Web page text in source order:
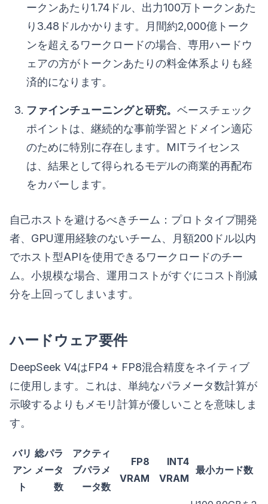
ークンあたり1.74ドル、出力100万トークンあた
り3.48ドルかかります。月間約2,000億トーク
ンを超えるワークロードの場合、専用ハードウ
ェアの方がトークンあたりの料金体系よりも経
済的になります。
ファインチューニングと研究。 ベースチェック
ポイントは、継続的な事前学習とドメイン適応
のために特別に存在します。MITライセンス
は、結果として得られるモデルの商業的再配布
をカバーします。
自己ホストを避けるべきチーム：プロトタイプ開発
者、GPU運用経験のないチーム、月額200ドル以内
でホスト型APIを使用できるワークロードのチー
ム。小規模な場合、運用コストがすぐにコスト削減
分を上回ってしまいます。
ハードウェア要件
DeepSeek V4はFP4 + FP8混合精度をネイティブ
に使用します。これは、単純なパラメータ数計算が
示唆するよりもメモリ計算が優しいことを意味しま
す。
バリ
アン
ト
総パラ
メータ
数
アクティ
ブパラメ
ータ数
FP8
VRAM
INT4
VRAM
最小カード数